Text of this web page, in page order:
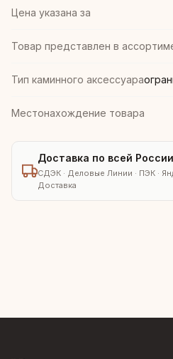
Цена указана за
Товар представлен в
Тип каминного аксессуара
Местонахождение товара
Доставка по всей России
СДЭК · Деловые Линии · ПЭК ·
Доставка